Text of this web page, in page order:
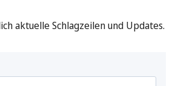
aktuelle Schlagzeilen und Updates.